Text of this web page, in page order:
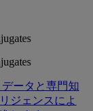
データと専門知
ジェンスによ